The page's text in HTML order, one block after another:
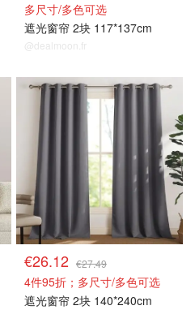
多尺寸/多色可选
遮光窗帘 2块 117*137cm
@dealmoon.fr
遮光窗帘
€26.12 €27.49
4件95折；多尺寸/多色可选
遮光窗帘 2块 140*240cm